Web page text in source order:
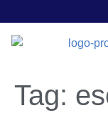
Tag: